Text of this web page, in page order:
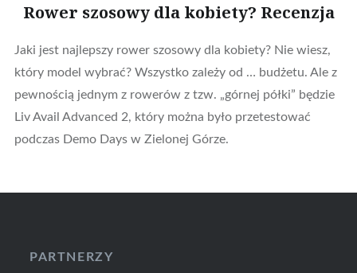
Rower szosowy dla kobiety? Recenzja
Jaki jest najlepszy rower szosowy dla kobiety? Nie wiesz,
który model wybrać? Wszystko zależy od … budżetu. Ale z
pewnością jednym z rowerów z tzw. „górnej półki” będzie
Liv Avail Advanced 2, który można było przetestować
podczas Demo Days w Zielonej Górze.
PARTNERZY